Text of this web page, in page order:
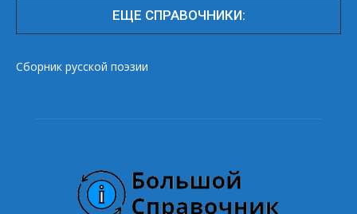
ЕЩЕ СПРАВОЧНИКИ:
Сборник русской поэзии